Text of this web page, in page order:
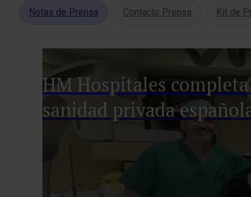
Notas de Prensa Contacto Prensa Kit de
HM Hospitales
sanidad privada